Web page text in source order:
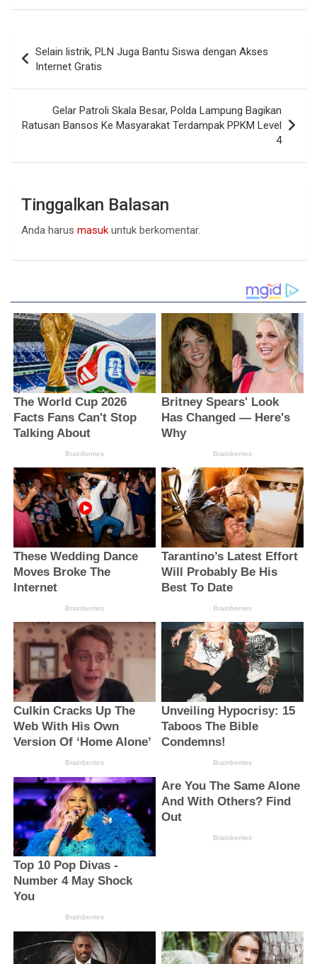
pos
Selain listrik, PLN Juga Bantu Siswa dengan Akses
Internet Gratis
Gelar Patroli Skala Besar, Polda Lampung Bagikan
Ratusan Bansos Ke Masyarakat Terdampak PPKM Level
4
Tinggalkan Balasan
Anda harus masuk untuk berkomentar.